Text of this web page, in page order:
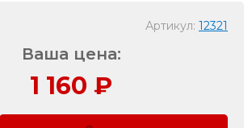
Артикул: 12321
Ваша цена:
1 160 ₽